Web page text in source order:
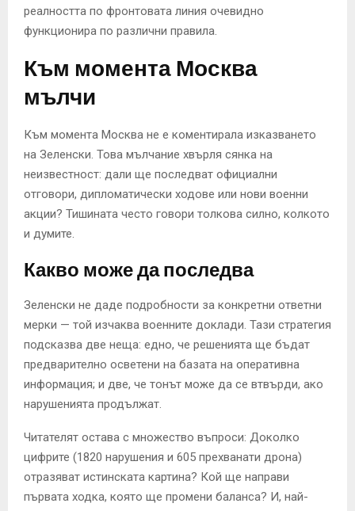
реалността по фронтовата линия очевидно
функционира по различни правила.
Към момента Москва
мълчи
Към момента Москва не е коментирала изказването
на Зеленски. Това мълчание хвърля сянка на
неизвестност: дали ще последват официални
отговори, дипломатически ходове или нови военни
акции? Тишината често говори толкова силно, колкото
и думите.
Какво може да последва
Зеленски не даде подробности за конкретни ответни
мерки — той изчаква военните доклади. Тази стратегия
подсказва две неща: едно, че решенията ще бъдат
предварително осветени на базата на оперативна
информация; и две, че тонът може да се втвърди, ако
нарушенията продължат.
Читателят остава с множество въпроси: Доколко
цифрите (1820 нарушения и 605 прехванати дрона)
отразяват истинската картина? Кой ще направи
първата ходка, която ще промени баланса? И, най-